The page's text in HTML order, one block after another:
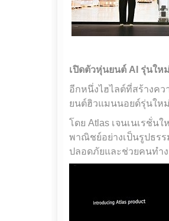
เปิดตัวหุ่นยนต์ AI รุ่นให
อีกหนึ่งไฮไลต์ที่สร้างคว
ยนต์ฮิวแมนนอยด์รุ่นให
โดย Atlas เจนเนเรชั่
พาณิชย์อย่างเป็นรูปธร
ปลอดภัยและช่วยคนทำ